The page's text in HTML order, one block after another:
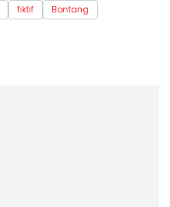
fiktif Bontang